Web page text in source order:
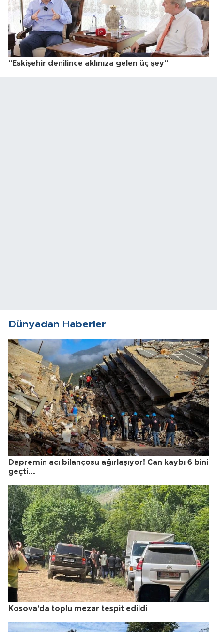
"Eskişehir denilince aklınıza gelen üç şey"
Dünyadan Haberler
Depremin acı bilançosu ağırlaşıyor! Can kaybı 6 bini
geçti...
Kosova'da toplu mezar tespit edildi